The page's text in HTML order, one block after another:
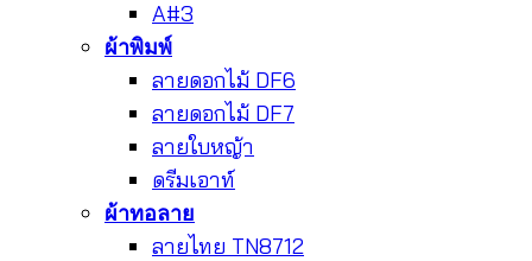
A#3
ผ้าพิมพ์
ลายดอกไม้ DF6
ลายดอกไม้ DF7
ลายใบหญ้า
ดรีมเอาท์
ผ้าทอลาย
ลายไทย TN8712